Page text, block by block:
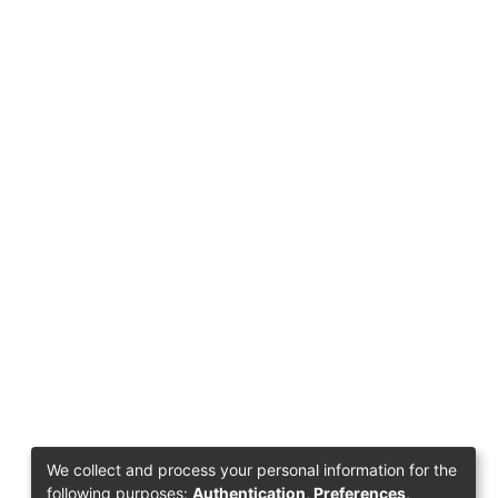
We collect and process your personal information for the
following purposes: Authentication, Preferences,